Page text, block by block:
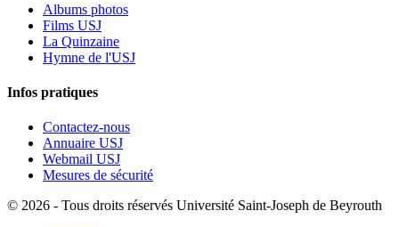
Albums photos
Films USJ
La Quinzaine
Hymne de l'USJ
Infos pratiques
Contactez-nous
Annuaire USJ
Webmail USJ
Mesures de sécurité
© 2026 - Tous droits réservés Université Saint-Joseph de Beyrouth